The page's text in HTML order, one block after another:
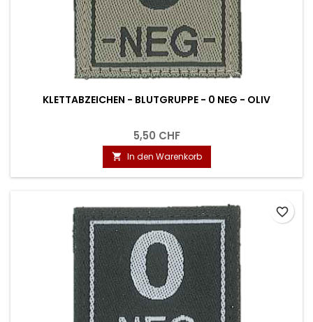
KLETTABZEICHEN - BLUTGRUPPE - 0 NEG - OLIV
5,50 CHF
 In den Warenkorb
favorite_border